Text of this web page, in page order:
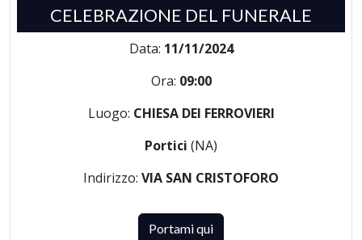
CELEBRAZIONE DEL FUNERALE
Data: 11/11/2024
Ora: 09:00
Luogo: CHIESA DEI FERROVIERI
Portici (NA)
Indirizzo: VIA SAN CRISTOFORO
Portami qui